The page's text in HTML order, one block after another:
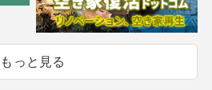
もっと見る